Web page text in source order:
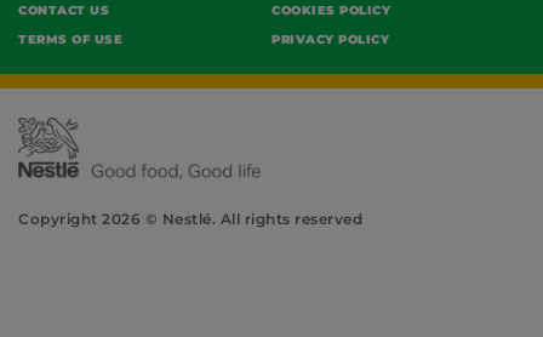
CONTACT US
COOKIES POLICY
TERMS OF USE
PRIVACY POLICY
Copyright 2026 © Nestlé. All rights reserved